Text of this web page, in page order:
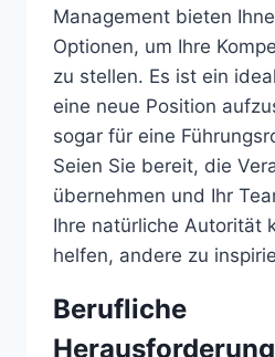
Management bieten
Optionen, um Ihre
zu stellen. Es ist ein
eine neue Position
sogar für eine
Seien Sie bereit, die
übernehmen und Ihr
Ihre natürliche Autorität
helfen, andere zu
Berufliche